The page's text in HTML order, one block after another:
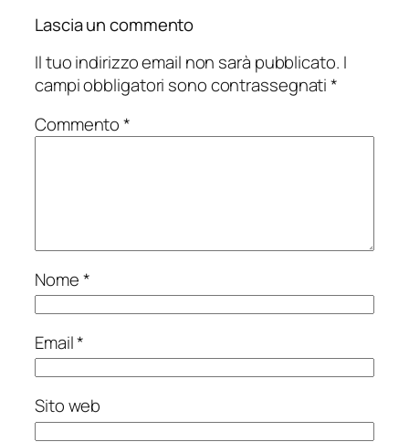
Lascia un commento
Il tuo indirizzo email non sarà pubblicato. I
campi obbligatori sono contrassegnati*
Commento*
Nome*
Email*
Sito web